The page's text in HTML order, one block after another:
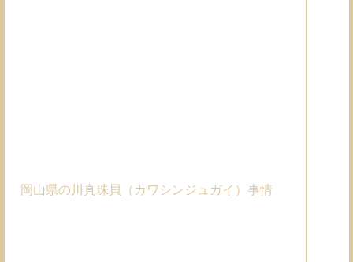
岡山県の川真珠貝（カワシンジュガイ）事情